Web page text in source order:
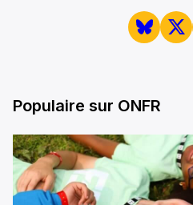
Populaire sur ONFR